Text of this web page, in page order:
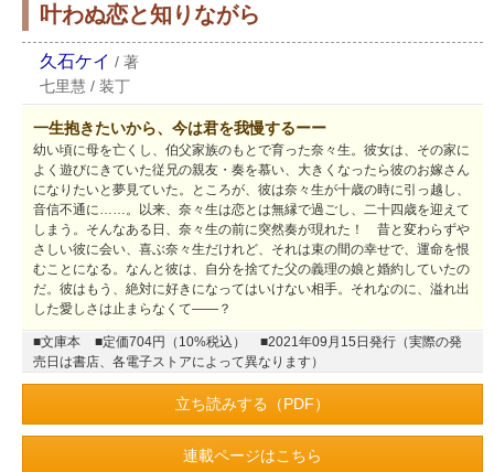
叶わぬ恋と知りながら
久石ケイ / 著
七里慧 / 装丁
一生抱きたいから、今は君を我慢するーー
幼い頃に母を亡くし、伯父家族のもとで育った奈々生。彼女は、その家に
よく遊びにきていた従兄の親友・奏を慕い、大きくなったら彼のお嫁さん
になりたいと夢見ていた。ところが、彼は奈々生が十歳の時に引っ越し、
音信不通に……。以来、奈々生は恋とは無縁で過ごし、二十四歳を迎えて
しまう。そんなある日、奈々生の前に突然奏が現れた！ 昔と変わらずや
さしい彼に会い、喜ぶ奈々生だけれど、それは束の間の幸せで、運命を恨
むことになる。なんと彼は、自分を捨てた父の義理の娘と婚約していたの
だ。彼はもう、絶対に好きになってはいけない相手。それなのに、溢れ出
した愛しさは止まらなくて――？
■文庫本 ■定価704円（10%税込）
■2021年09月15日発行（実際の発
売日は書店、各電子ストアによって異なります）
立ち読みする（PDF）
連載ページはこちら